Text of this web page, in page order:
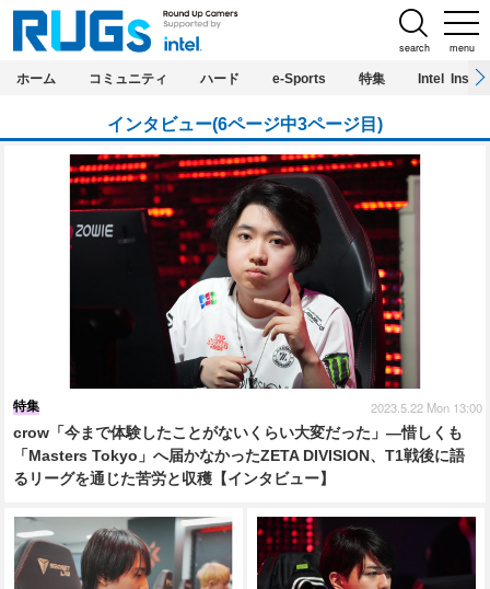
menu
search
ホーム コミュニティ ハード e-Sports 特集 Intel Inside
インタビュー(6ページ中3ページ目)
crow「今まで体験したことがないくらい大変だった」―惜しくも
「Masters Tokyo」へ届かなかったZETA DIVISION、T1戦後に語
るリーグを通じた苦労と収穫【インタビュー】
特集 2023.5.22 Mon 13:00